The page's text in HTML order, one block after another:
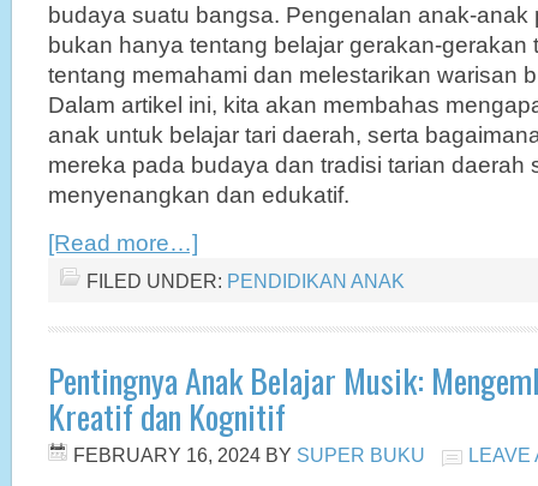
budaya suatu bangsa. Pengenalan anak-anak
bukan hanya tentang belajar gerakan-gerakan
tentang memahami dan melestarikan warisan
Dalam artikel ini, kita akan membahas
anak untuk belajar tari daerah, serta
mereka pada budaya dan tradisi tarian daerah
menyenangkan dan edukatif.
[Read more…]
FILED UNDER: PENDIDIKAN ANAK
Pentingnya Anak Belajar Musik:
Kreatif dan Kognitif
FEBRUARY 16, 2024 BY SUPER BUKU LEAVE